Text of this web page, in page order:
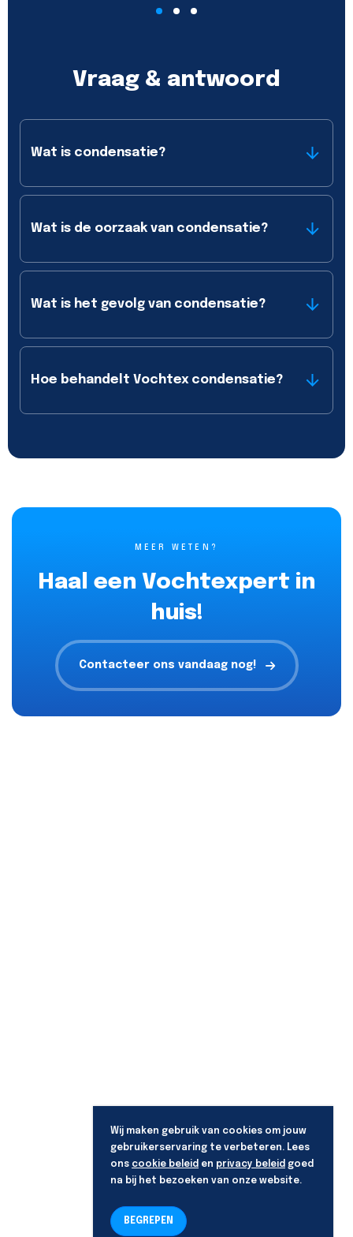
Vraag & antwoord
Wat is condensatie?
Wat is de oorzaak van condensatie?
Wat is het gevolg van condensatie?
Hoe behandelt Vochtex condensatie?
MEER WETEN?
Haal een Vochtexpert in
huis!
Contacteer ons vandaag nog!
Wij maken gebruik van cookies om jouw
gebruikerservaring te verbeteren. Lees
ons cookie beleid en privacy beleid goed
na bij het bezoeken van onze website.
BEGREPEN